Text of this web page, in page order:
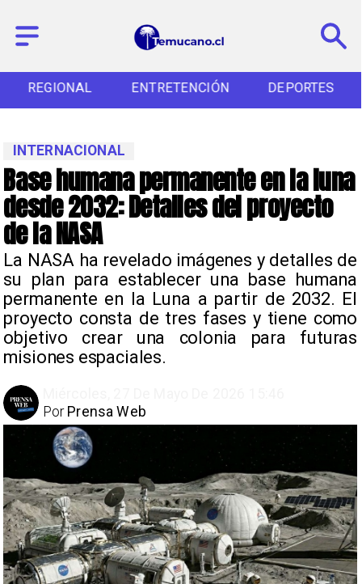
REGIONAL ENTRETENCIÓN DEPORTES
Base humana permanente en la luna
desde 2032: Detalles del proyecto
de la NASA
La NASA ha revelado imágenes y detalles de
su plan para establecer una base humana
permanente en la Luna a partir de 2032. El
proyecto consta de tres fases y tiene como
objetivo crear una colonia para futuras
misiones espaciales.
INTERNACIONAL
Prensa Web
Por